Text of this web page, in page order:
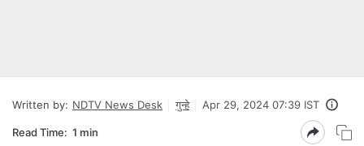
Written by: NDTV News Desk गुन्हे Apr 29, 2024 07:39 IST
Read Time: 1 min